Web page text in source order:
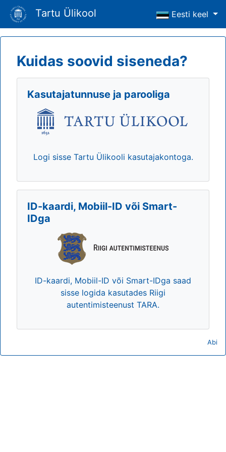
Tartu Ülikool Eesti keel
Kuidas soovid siseneda?
Kasutajatunnuse ja parooliga
Logi sisse Tartu Ülikooli kasutajakontoga.
ID-kaardi, Mobiil-ID või Smart-
IDga
ID-kaardi, Mobiil-ID või Smart-IDga saad
sisse logida kasutades Riigi
autentimisteenust TARA.
Abi